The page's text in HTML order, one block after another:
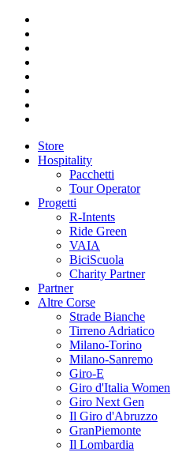
Store
Hospitality
Pacchetti
Tour Operator
Progetti
R-Intents
Ride Green
VAIA
BiciScuola
Charity Partner
Partner
Altre Corse
Strade Bianche
Tirreno Adriatico
Milano-Torino
Milano-Sanremo
Giro-E
Giro d'Italia Women
Giro Next Gen
Il Giro d'Abruzzo
GranPiemonte
Il Lombardia